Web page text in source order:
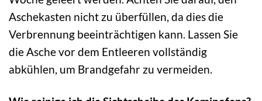
Aschekasten nicht zu überfüllen, da dies die
Verbrennung beeinträchtigen kann. Lassen Sie
die Asche vor dem Entleeren vollständig
abkühlen, um Brandgefahr zu vermeiden.